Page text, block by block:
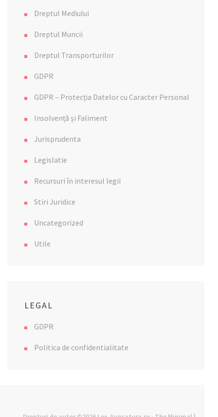
Dreptul Mediului
Dreptul Muncii
Dreptul Transporturilor
GDPR
GDPR – Protecția Datelor cu Caracter Personal
Insolvență și Faliment
Jurisprudenta
Legislatie
Recursuri în interesul legii
Stiri Juridice
Uncategorized
Utile
LEGAL
GDPR
Politica de confidentialitate